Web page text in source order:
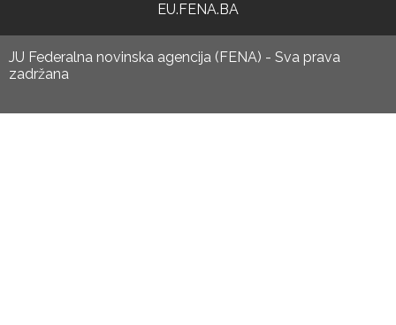
EU.FENA.BA
JU Federalna novinska agencija (FENA) - Sva prava
zadržana